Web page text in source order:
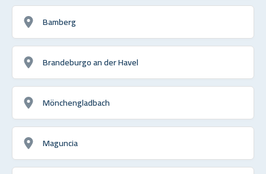
Bamberg
Brandeburgo an der Havel
Mönchengladbach
Maguncia